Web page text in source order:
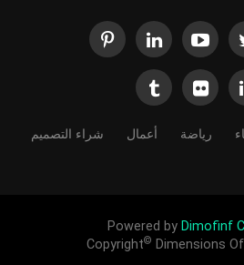
رياضة أعمال شراء التصميم
Powered by Dimofinf
Copyright© Dimensions